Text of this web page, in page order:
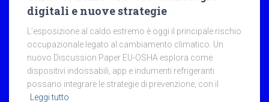
digitali e nuove strategie
L’esposizione al caldo estremo è oggi il principale rischio
occupazionale legato al cambiamento climatico. Un
nuovo Discussion Paper EU-OSHA esplora come
dispositivi indossabili, app e indumenti refrigeranti
possano integrare le strategie di prevenzione, con il
Leggi tutto